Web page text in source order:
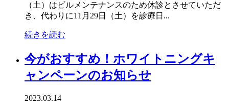
（土）はビルメンテナンスのため休診とさせていただ
き、代わりに11月29日（土）を診療日...
続きを読む
今がおすすめ！ホワイトニングキ
ャンペーンのお知らせ
2023.03.14